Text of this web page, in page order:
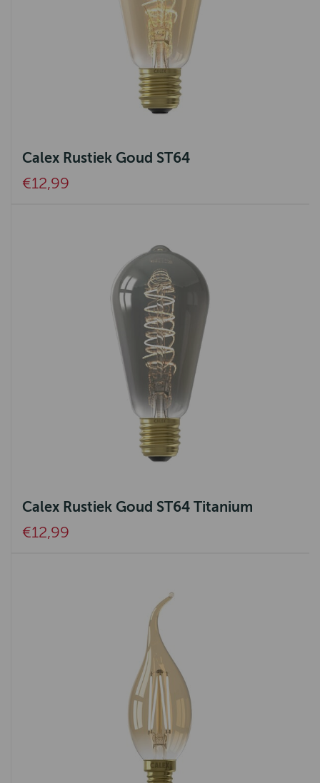
Calex Rustiek Goud ST64
€12,99
Calex Rustiek Goud ST64 Titanium
€12,99